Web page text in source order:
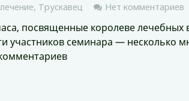
лечение, Трускавец Нет комментариев
посвященные королеве
участников семинара — несколько